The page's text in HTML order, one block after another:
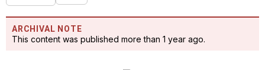
ARCHIVAL NOTE
This content was published more than 1 year ago.